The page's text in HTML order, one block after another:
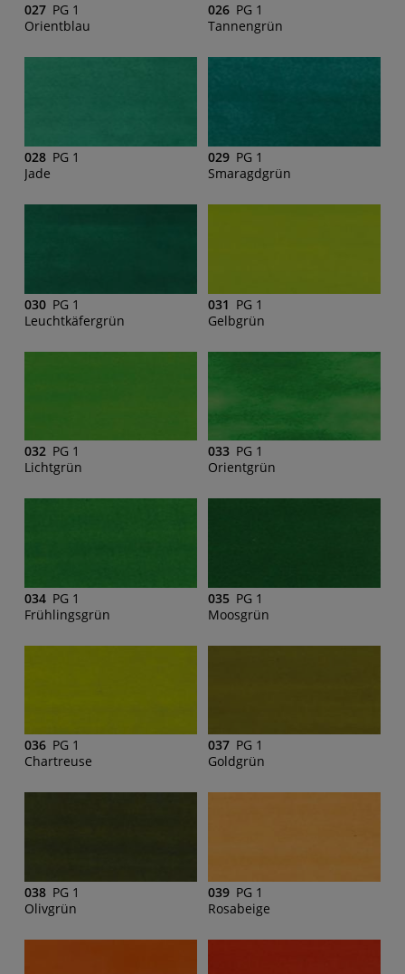
027 PG 1
Orientblau
026 PG 1
Tannengrün
028 PG 1
Jade
029 PG 1
Smaragdgrün
030 PG 1
Leuchtkäfergrün
031 PG 1
Gelbgrün
032 PG 1
Lichtgrün
033 PG 1
Orientgrün
034 PG 1
Frühlingsgrün
035 PG 1
Moosgrün
036 PG 1
Chartreuse
037 PG 1
Goldgrün
038 PG 1
Olivgrün
039 PG 1
Rosabeige